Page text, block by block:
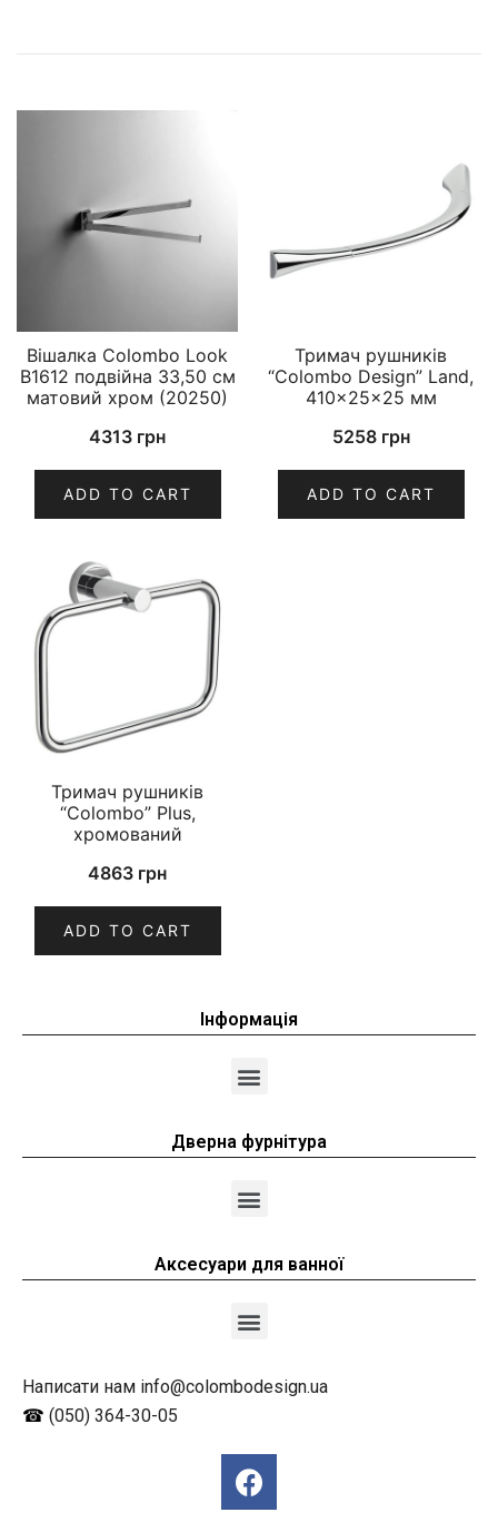
Вішалка Colombo Look
B1612 подвійна 33,50 см
матовий хром (20250)
4313 грн
ADD TO CART
Тримач рушників
“Colombo Design” Land,
410×25×25 мм
5258 грн
ADD TO CART
Тримач рушників
“Colombo” Plus,
хромований
4863 грн
ADD TO CART
Інформація
Дверна фурнітура
Аксесуари для ванної
Написати нам info@colombodesign.ua
☎ (050) 364-30-05